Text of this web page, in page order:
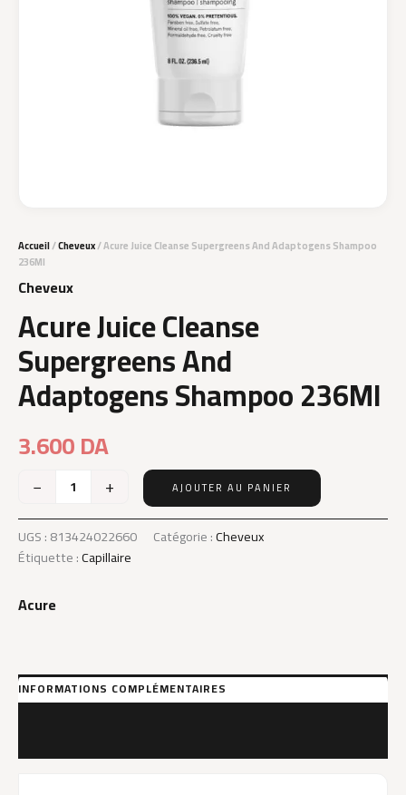
Accueil/Cheveux/ Acure Juice Cleanse Supergreens And Adaptogens Shampoo
236Ml
Cheveux
Acure Juice Cleanse
Supergreens And
Adaptogens Shampoo 236Ml
3.600DA
−
quantité
de
Acure
Juice
Cleanse
And
+ AJOUTER AU PANIER
UGS :813424022660 Catégorie :Cheveux
Étiquette :Capillaire
Acure
INFORMATIONS COMPLÉMENTAIRES